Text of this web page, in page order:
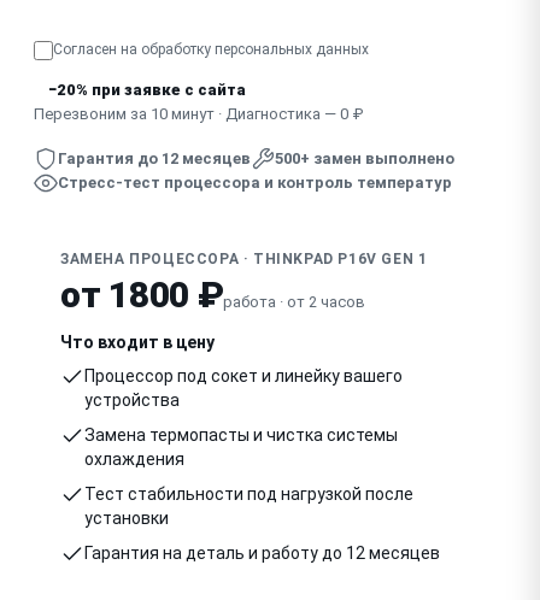
Согласен на обработку персональных данных
−20% при заявке с сайта
Перезвоним за 10 минут · Диагностика — 0 ₽
Гарантия до 12 месяцев
500+ замен выполнено
Стресс-тест процессора и контроль температур
ЗАМЕНА ПРОЦЕССОРА · THINKPAD P16V GEN 1
от 1800 ₽работа · от 2 часов
Что входит в цену
Процессор под сокет и линейку вашего
устройства
Замена термопасты и чистка системы
охлаждения
Тест стабильности под нагрузкой после
установки
Гарантия на деталь и работу до 12 месяцев